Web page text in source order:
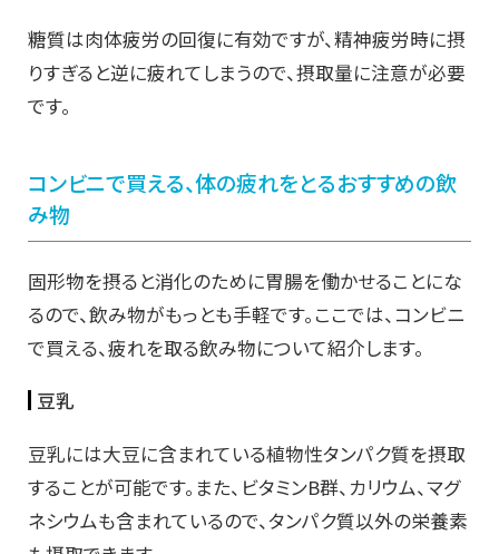
糖質は肉体疲労の回復に有効ですが、精神疲労時に摂
りすぎると逆に疲れてしまうので、摂取量に注意が必要
です。
コンビニで買える、体の疲れをとるおすすめの飲
み物
固形物を摂ると消化のために胃腸を働かせることにな
るので、飲み物がもっとも手軽です。ここでは、コンビニ
で買える、疲れを取る飲み物について紹介します。
豆乳
豆乳には大豆に含まれている植物性タンパク質を摂取
することが可能です。また、ビタミンB群、カリウム、マグ
ネシウムも含まれているので、タンパク質以外の栄養素